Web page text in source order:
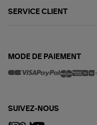
SERVICE CLIENT
MODE DE PAIEMENT
SUIVEZ-NOUS